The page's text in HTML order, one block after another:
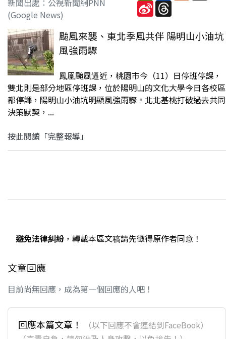
新聞出處：公視新聞網PNN
(Google News)
Sina
Weibo
Threads
颱風來襲、東北季風共伴 陽明山小油坑
風強雨驟
鳳凰颱風逼近，桃園市今（11）日停班停課，
雙北則是部分地區停班課，位於陽明山的文化大學今日各校區
都停課，陽明山小油坑明顯風強雨驟。北北基桃打破過去共同
決策默契，...
按此閱讀「完整報導」
避免法律糾紛 ，轉載本區文稿請先徵得原作者同意！
文章回應
目前尚無回應，成為第一個回應的人吧！
回應本篇文章！
（以下回應不會連結到FaceBook）